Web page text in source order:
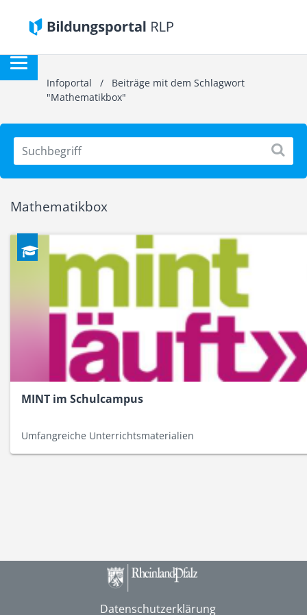
Infoportal / Beiträge mit dem Schlagwort
"Mathematikbox"
Mathematikbox
MINT im Schulcampus
Umfangreiche Unterrichtsmaterialien
Datenschutzerklärung